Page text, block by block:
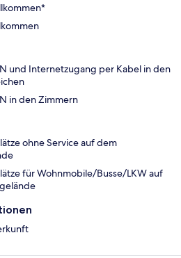
und Internetzugang per Kabel in den
in den Zimmern
ohne Service auf dem
für Wohnmobile/Busse/LKW auf